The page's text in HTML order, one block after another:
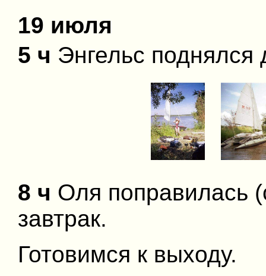
19 июля
5 ч Энгельс
8 ч Оля поправилась
завтрак.
Готовимся к выходу.